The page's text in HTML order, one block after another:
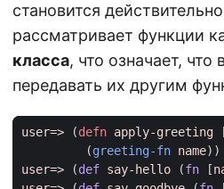
становится
рассматривает функции
класса, что означает,
передавать их другим
user=> (defn apply-greeting
(greeting-fn name))
user=>
(def say-hello (fn [